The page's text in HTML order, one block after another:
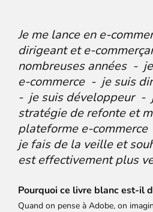
Je me lance en e-
dirigeant et e-
nombreuses années -
e-commerce - je suis
- je suis développeur -
stratégie de refonte et
plateforme e-
je fais de la veille et
est effectivement plus
Pourquoi ce livre blanc est-il
Quand on pense à Adobe, on